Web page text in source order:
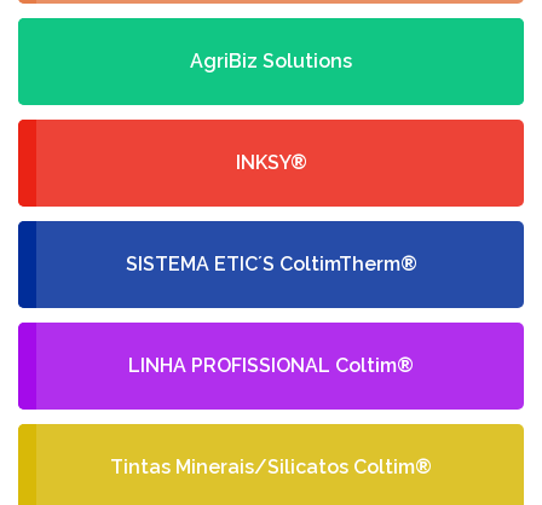
AgriBiz Solutions
INKSY®
SISTEMA ETIC´S ColtimTherm®
LINHA PROFISSIONAL Coltim®
Tintas Minerais/Silicatos Coltim®